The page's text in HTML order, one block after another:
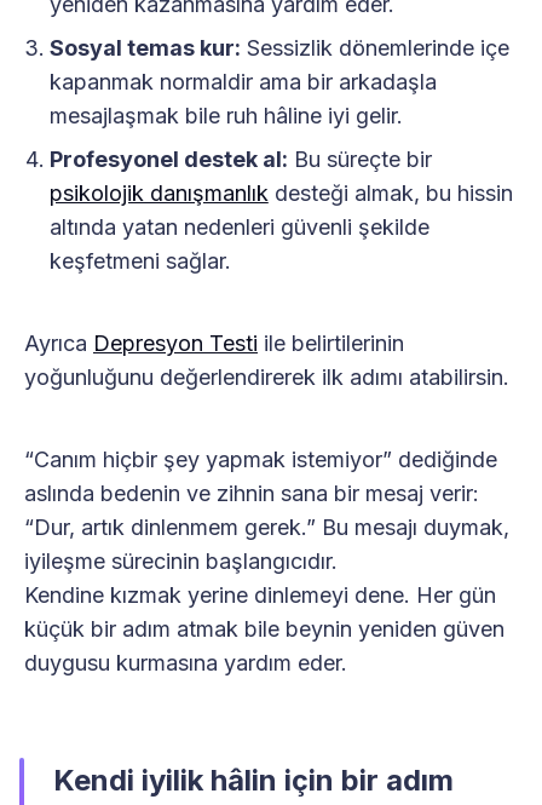
Sosyal temas kur: Sessizlik dönemlerinde içe
kapanmak normaldir ama bir arkadaşla
mesajlaşmak bile ruh hâline iyi gelir.
Profesyonel destek al: Bu süreçte bir
psikolojik danışmanlık desteği almak, bu hissin
altında yatan nedenleri güvenli şekilde
keşfetmeni sağlar.
Ayrıca Depresyon Testi ile belirtilerinin
yoğunluğunu değerlendirerek ilk adımı atabilirsin.
“Canım hiçbir şey yapmak istemiyor” dediğinde
aslında bedenin ve zihnin sana bir mesaj verir:
“Dur, artık dinlenmem gerek.” Bu mesajı duymak,
iyileşme sürecinin başlangıcıdır.
Kendine kızmak yerine dinlemeyi dene. Her gün
küçük bir adım atmak bile beynin yeniden güven
duygusu kurmasına yardım eder.
Kendi iyilik hâlin için bir adım